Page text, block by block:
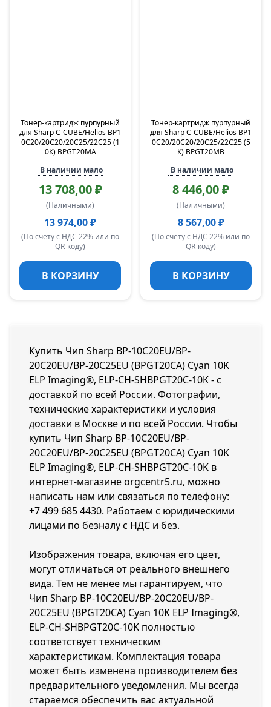
Тонер-картридж пурпурный
для Sharp C-CUBE/Helios BP1
0C20/20C20/20C25/22C25 (1
0К) BPGT20MA
В наличии мало
13 708,00 ₽
(Наличными)
13 974,00 ₽
(По счету с НДС 22% или по
QR-коду)
В КОРЗИНУ
Тонер-картридж пурпурный
для Sharp C-CUBE/Helios BP1
0C20/20C20/20C25/22C25 (5
К) BPGT20MB
В наличии мало
8 446,00 ₽
(Наличными)
8 567,00 ₽
(По счету с НДС 22% или по
QR-коду)
В КОРЗИНУ
Купить Чип Sharp BP-10С20EU/BP-
20С20EU/BP-20С25EU (BPGT20CA) Cyan 10K
ELP Imaging®, ELP-CH-SHBPGT20C-10K - с
доставкой по всей России. Фотографии,
технические характеристики и условия
доставки в Москве и по всей России. Чтобы
купить Чип Sharp BP-10С20EU/BP-
20С20EU/BP-20С25EU (BPGT20CA) Cyan 10K
ELP Imaging®, ELP-CH-SHBPGT20C-10K в
интернет-магазине orgcentr5.ru, можно
написать нам или связаться по телефону:
+7 499 685 4430. Работаем с юридическими
лицами по безналу с НДС и без.
Изображения товара, включая его цвет,
могут отличаться от реального внешнего
вида. Тем не менее мы гарантируем, что
Чип Sharp BP-10С20EU/BP-20С20EU/BP-
20С25EU (BPGT20CA) Cyan 10K ELP Imaging®,
ELP-CH-SHBPGT20C-10K полностью
соответствует техническим
характеристикам. Комплектация товара
может быть изменена производителем без
предварительного уведомления. Мы всегда
стараемся обеспечить вас актуальной